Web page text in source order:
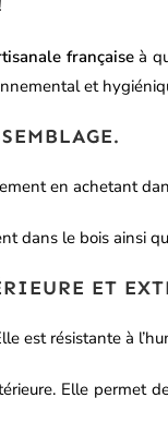
françaiseà
et
en achetant
dans le bois ainsi
ET
est résistante à
Elle permet